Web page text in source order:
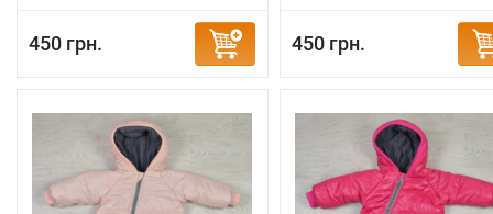
450 грн. 450 грн.